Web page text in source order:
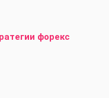
форекс